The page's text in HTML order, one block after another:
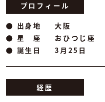
プロフィール
● 出身地
大阪
● 星 座
おひつじ座
● 誕生日
3月25日
経歴